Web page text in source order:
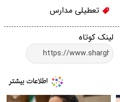
تعطیلی مدارس
لینک کوتاه